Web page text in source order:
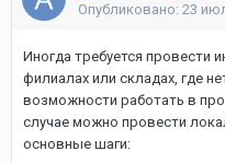
Опубликовано: 23
Иногда требуется провести
филиалах или складах, где
возможности работать в
случае можно провести
основные шаги: